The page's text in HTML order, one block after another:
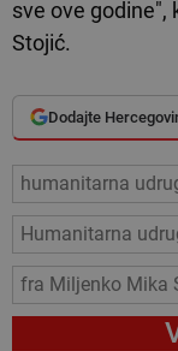
sve ove godine",
Stojić.
Dodajte
humanitarna
Humanitarna
fra Miljenko Mika